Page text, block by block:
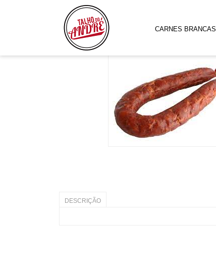
As melhores carnes e preparados
CARNES BRANCAS
DESCRIÇÃO